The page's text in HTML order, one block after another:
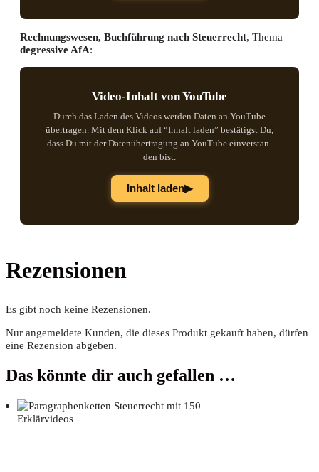
Rech­nungs­we­sen, Buch­füh­rung nach Steu­er­recht, The­ma
degres­si­ve AfA:
Video-Inhalt von YouTube
Durch das Laden des Vide­os wer­den Daten an You­Tube
über­tra­gen. Mit dem Klick auf “Inhalt laden” bestä­tigst Du,
dass Du mit der Daten­über­tra­gung an You­Tube ein­ver­stan­
den bist.
Inhalt laden▶
Rezensionen
Es gibt noch keine Rezensionen.
Nur angemeldete Kunden, die dieses Produkt gekauft haben, dürfen
eine Rezension abgeben.
Das könnte dir auch gefallen …